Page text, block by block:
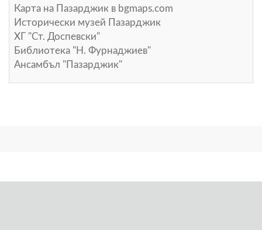
Карта на Пазарджик в bgmaps.com
Исторически музей Пазарджик
ХГ "Ст. Доспевски"
Библиотека "Н. Фурнаджиев"
Ансамбъл "Пазарджик"